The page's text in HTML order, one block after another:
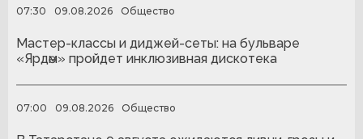
07:30 09.08.2026 Общество
Мастер-классы и диджей-сеты: на бульваре
«Ярдәм» пройдет инклюзивная дискотека
07:00 09.08.2026 Общество